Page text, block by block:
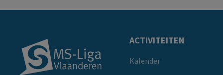
Doormat
ACTIVITEITEN
Kalender